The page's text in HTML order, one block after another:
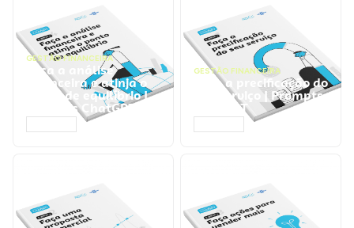
GESTÃO FINANCEIRA
Faça a análise
financeira e atinja o
ponto de equilíbrio |
Prompts ChatGPT
GESTÃO FINANCEIRA
Faça a precificação do
seu serviço | Prompts
ChatGPT